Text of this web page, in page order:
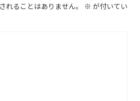
れることはありません。 ※ が付いてい